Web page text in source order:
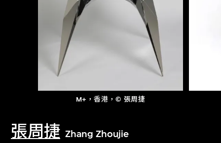
M+，香港，© 張周捷
張周捷 Zhang Zhoujie
關於M+藏品
探索世界頂級的二十及二十一世紀視覺
文化藏品。